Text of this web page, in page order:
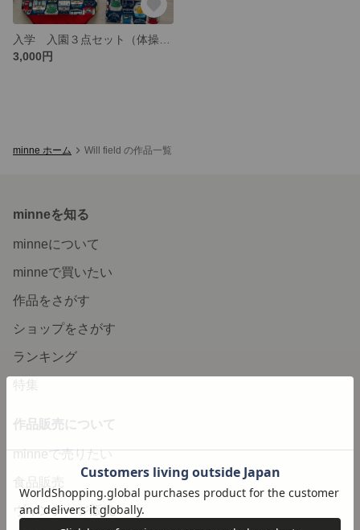
3,000円
minne ホーム Will field の作品一覧
minneを知る
minneについて
minneで買いたい
作品をさがす
ショップをさがす
ランキング
特集
作品販売について
minneで売りたい
食品販売
ヴィンテージ販売